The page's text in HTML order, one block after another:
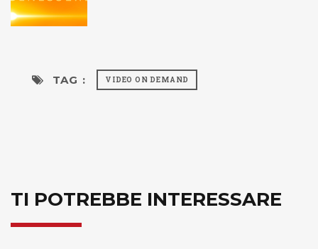
TAG : VIDEO ON DEMAND
TI POTREBBE INTERESSARE